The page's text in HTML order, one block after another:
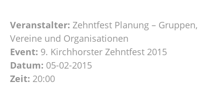
Veranstalter: Zehntfest Planung – Gruppen,
Vereine und Organisationen
Event: 9. Kirchhorster Zehntfest 2015
Datum: 05-02-2015
Zeit: 20:00